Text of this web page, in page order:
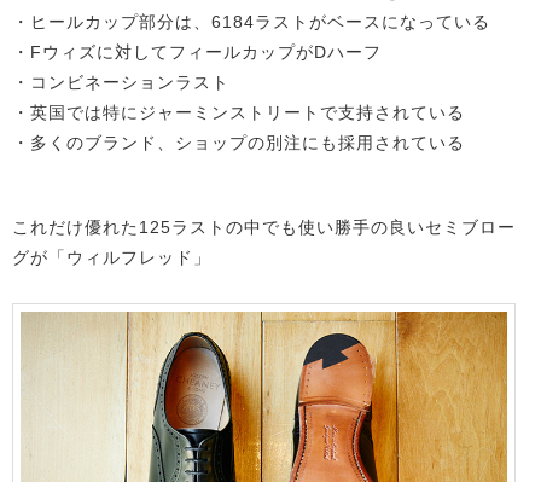
・ヒールカップ部分は、6184ラストがベースになっている
・Fウィズに対してフィールカップがDハーフ
・コンビネーションラスト
・英国では特にジャーミンストリートで支持されている
・多くのブランド、ショップの別注にも採用されている
これだけ優れた125ラストの中でも使い勝手の良いセミブロー
グが「ウィルフレッド」